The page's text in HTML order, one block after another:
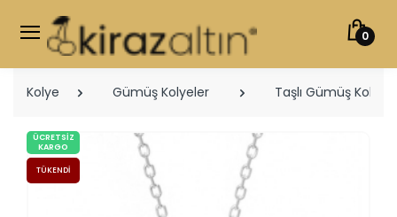
0
Kolye Gümüş Kolyeler Taşlı Gümüş
ÜCRETSIZ
KARGO
TÜKENDI